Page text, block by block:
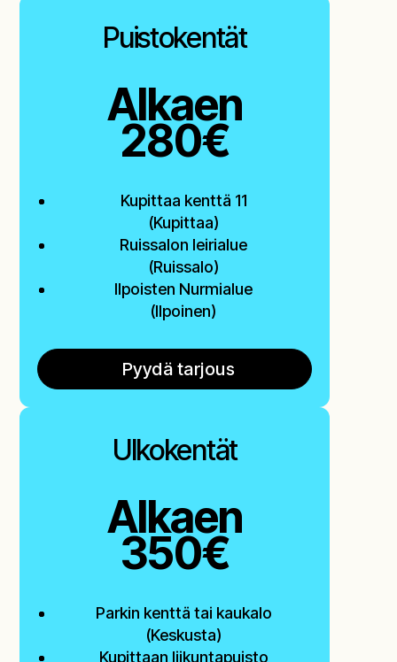
Puistokentät
Alkaen
280€
Kupittaa kenttä 11
(Kupittaa)
Ruissalon leirialue
(Ruissalo)
Ilpoisten Nurmialue
(Ilpoinen)
Pyydä tarjous
Ulkokentät
Alkaen
350€
Parkin kenttä tai kaukalo
(Keskusta)
Kupittaan liikuntapuisto